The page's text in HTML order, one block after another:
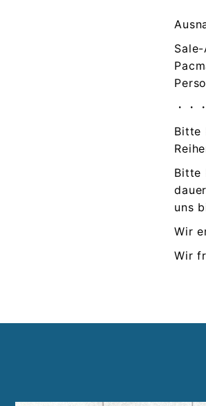
・・
Bitte
Bitte
uns
Wir
Wir